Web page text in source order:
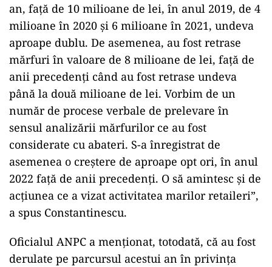
an, faţă de 10 milioane de lei, în anul 2019, de 4
milioane în 2020 şi 6 milioane în 2021, undeva
aproape dublu. De asemenea, au fost retrase
mărfuri în valoare de 8 milioane de lei, faţă de
anii precedenţi când au fost retrase undeva
până la două milioane de lei. Vorbim de un
număr de procese verbale de prelevare în
sensul analizării mărfurilor ce au fost
considerate cu abateri. S-a înregistrat de
asemenea o creştere de aproape opt ori, în anul
2022 faţă de anii precedenţi. O să amintesc şi de
acţiunea ce a vizat activitatea marilor retaileri”,
a spus Constantinescu.
Oficialul ANPC a menţionat, totodată, că au fost
derulate pe parcursul acestui an în privinţa